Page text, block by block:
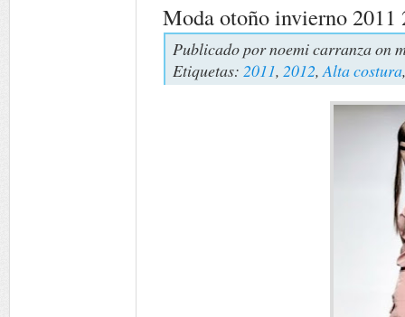
Moda otoño invierno
Publicado pornoemi carranzaon
Etiquetas: 2011, 2012,Alta costura